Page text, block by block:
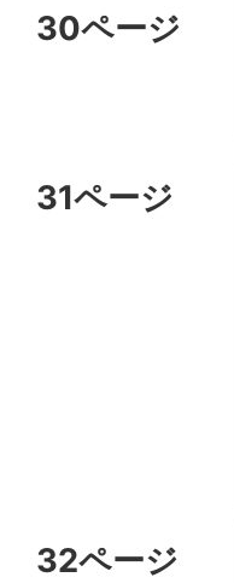
30ページ
31ページ
32ページ